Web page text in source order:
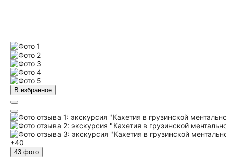
В избранное
+40
43 фото